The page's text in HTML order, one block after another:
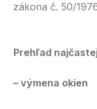
zákona č. 50/
Prehľad
– výmena okien